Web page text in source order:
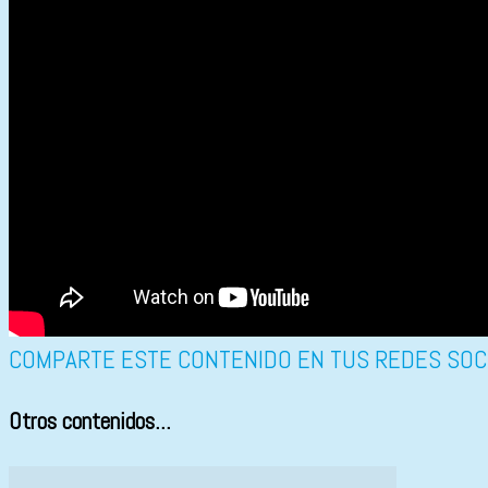
COMPARTE ESTE CONTENIDO EN TUS REDES
Otros contenidos...